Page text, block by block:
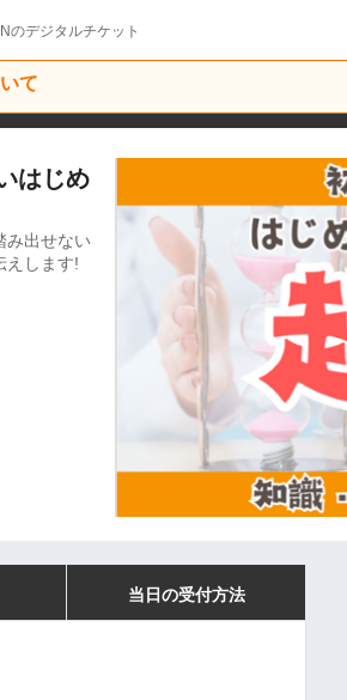
デジタルチケット
て
はじめ
み出せない
えします!
当日の受付方法